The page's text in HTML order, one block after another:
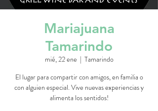
Mariajuana
Tamarindo
mié, 22 ene
  |
Tamarindo
El lugar para compartir con amigos, en familia o
con alguien especial. Vive nuevas experiencias y
alimenta los sentidos!